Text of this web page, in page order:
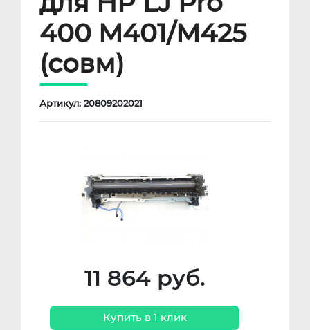
400 M401/M425
(совм)
Артикул: 20809202021
11 864 руб.
Купить в 1 клик